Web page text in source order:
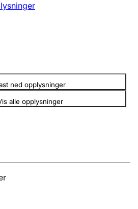
ned opplysninger
alle opplysninger